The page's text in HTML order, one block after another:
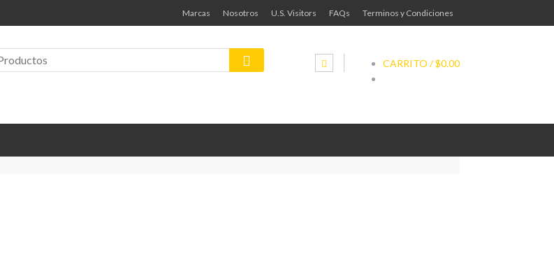
Marcas Nosotros U.S. Visitors FAQs Terminos y Condiciones
CARRITO /$0.00